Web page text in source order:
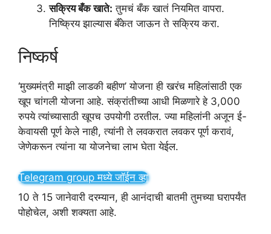
सक्रिय बँक खाते: तुमचं बँक खातं नियमित वापरा.
निष्क्रिय झाल्यास बँकेत जाऊन ते सक्रिय करा.
निष्कर्ष
‘मुख्यमंत्री माझी लाडकी बहीण’ योजना ही खरंच महिलांसाठी एक
खूप चांगली योजना आहे. संक्रांतीच्या आधी मिळणारे हे 3,000
रुपये त्यांच्यासाठी खूपच उपयोगी ठरतील. ज्या महिलांनी अजून ई-
केवायसी पूर्ण केले नाही, त्यांनी ते लवकरात लवकर पूर्ण करावं,
जेणेकरून त्यांना या योजनेचा लाभ घेता येईल.
Telegram group मध्ये जॉईन व्हा
10 ते 15 जानेवारी दरम्यान, ही आनंदाची बातमी तुमच्या घरापर्यंत
पोहोचेल, अशी शक्यता आहे.